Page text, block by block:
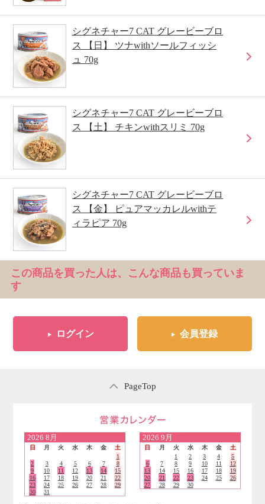
シグネチャー7 CAT グレービーブロ
ス 【日】 ツナwithソールフィッシ
ュ 70g
シグネチャー7 CAT グレービーブロ
ス 【土】 チキンwithスリミ 70g
シグネチャー7 CAT グレービーブロ
ス 【金】 ピュアマッカレルwithテ
ィラピア 70g
この商品を買った人は、こんな商品も買っていま
す
ログイン 会員登録
PageTop
2026 8月
日 月 火 水 木 金
土
1
2
3 4 5 6 7
8
9
10 11 12 13 14
15
16
17 18 19 20 21
22
23
24 25 26 27 28
29
30
31
2026 9月
日 月 火 水 木 金
土
1
2 3 4
5
6
7 8 9 10 11
12
13
14 15 16 17 18
19
20
21 22 23 24 25
26
27
28 29 30